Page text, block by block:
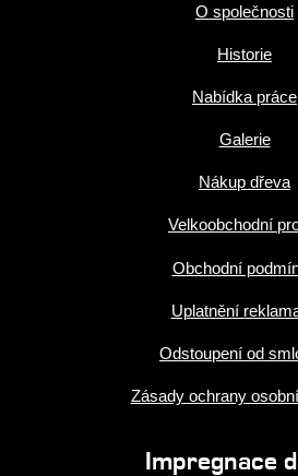
O společnosti
Historie
Nabídka práce
Galerie
Nákup dřeva
Velkoobchodní
Obchodní
Uplatnění
Odstoupení od
Zásady ochrany
Impregnace